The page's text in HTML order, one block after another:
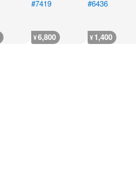
¥6,800 ¥1,400